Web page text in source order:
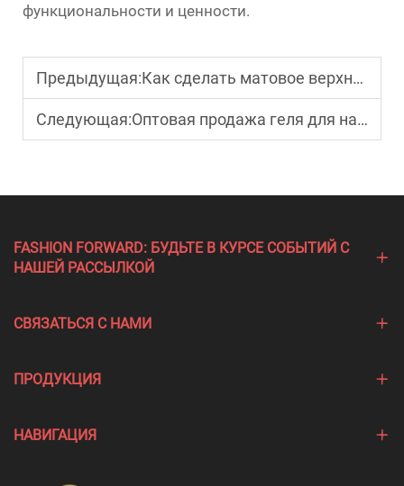
функциональности и ценности.
Предыдущая:Как сделать матовое верхнее покрытие более стойким?
Следующая:Оптовая продажа геля для наращивания ногтей для маникюрных салонов
FASHION FORWARD: БУДЬТЕ В КУРСЕ СОБЫТИЙ С
НАШЕЙ РАССЫЛКОЙ
СВЯЗАТЬСЯ С НАМИ
ПРОДУКЦИЯ
НАВИГАЦИЯ